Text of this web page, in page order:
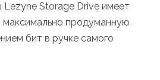
Storage Drive имеет
максимально продуманную
бит в ручке самого